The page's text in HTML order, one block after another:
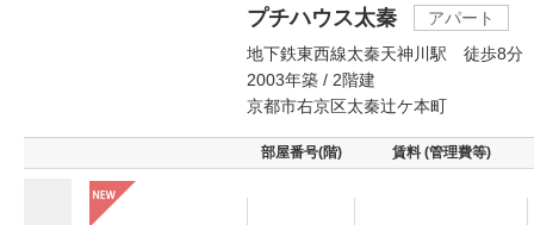
プチハウス太秦
アパート
地下鉄東西線太秦天神川駅 徒歩8分
2003年築 / 2階建
京都市右京区太秦辻ケ本町
部屋番号(階) 賃料 (管理費等)